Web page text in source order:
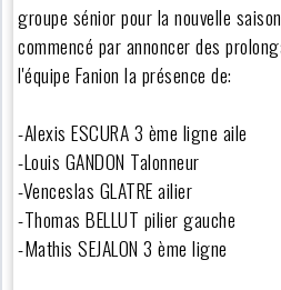
groupe sénior pour la nouvelle
commencé par annoncer des
l'équipe Fanion la présence de:
-Alexis ESCURA 3 ème ligne aile
-Louis GANDON Talonneur
-Venceslas GLATRE ailier
-Thomas BELLUT pilier gauche
-Mathis SEJALON 3 ème ligne